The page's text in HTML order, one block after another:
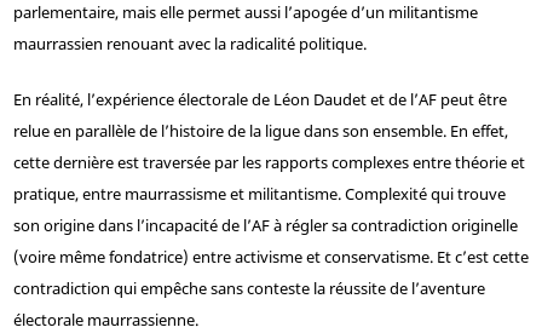
parlementaire, mais elle permet aussi l’apogée d’un militantisme
maurrassien renouant avec la radicalité politique.
En réalité, l’expérience électorale de Léon Daudet et de l’AF peut être
relue en parallèle de l’histoire de la ligue dans son ensemble. En effet,
cette dernière est traversée par les rapports complexes entre théorie et
pratique, entre maurrassisme et militantisme. Complexité qui trouve
son origine dans l’incapacité de l’AF à régler sa contradiction originelle
(voire même fondatrice) entre activisme et conservatisme. Et c’est cette
contradiction qui empêche sans conteste la réussite de l’aventure
électorale maurrassienne.